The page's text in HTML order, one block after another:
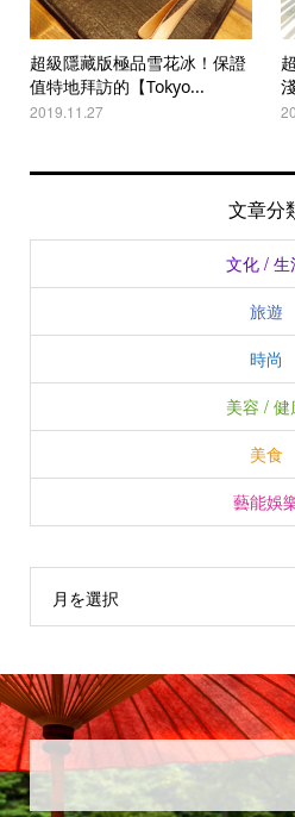
超級隱藏版極品雪花冰！保證
值特地拜訪的【Tokyo...
2019.11.27
文章分
文化 / 生
旅遊
時尚
美容 / 健
美食
藝能娛
月を選択